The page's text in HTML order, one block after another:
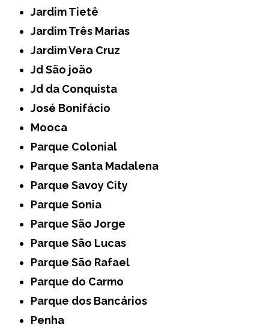
Jardim Tietê
Jardim Três Marias
Jardim Vera Cruz
Jd São joão
Jd da Conquista
José Bonifácio
Mooca
Parque Colonial
Parque Santa Madalena
Parque Savoy City
Parque Sonia
Parque São Jorge
Parque São Lucas
Parque São Rafael
Parque do Carmo
Parque dos Bancários
Penha